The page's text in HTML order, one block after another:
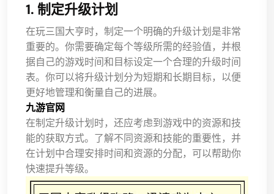
1. 制定升级计划
在玩三国大亨时，制定一个明确的升级计划是非常
重要的。你需要确定每个等级所需的经验值，并根
据自己的游戏时间和目标设定一个合理的升级时间
表。你可以将升级计划分为短期和长期目标，以便
更好地管理和衡量自己的进展。
九游官网
在制定升级计划时，还应考虑到游戏中的资源和技
能的获取方式。了解不同资源和技能的重要性，并
在计划中合理安排时间和资源的分配，可以帮助你
快速提升等级。